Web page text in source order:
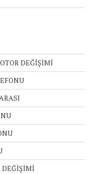
DEĞİŞİMİ
DEĞİŞİMİ